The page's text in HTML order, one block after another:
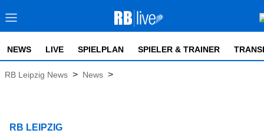
NEWS LIVE SPIELPLAN SPIELER & TRAINER
RB Leipzig News > News >
RB LEIPZIG